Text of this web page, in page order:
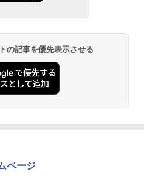
の記事を優先表示させる
ページ